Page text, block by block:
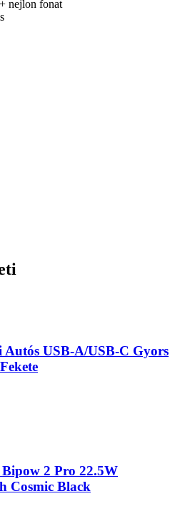
nejlon fonat
USB-A/USB-C Gyors
2 Pro 22.5W
Cosmic Black